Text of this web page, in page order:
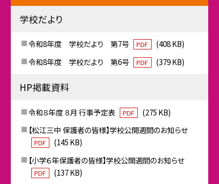
学校だより
令和8年度 学校だより 第7号 PDF
(408 KB)
令和8年度 学校だより 第6号
PDF (379 KB)
HP掲載資料
令和８年度 ８月 行事予定表 PDF
(275 KB)
【松江三中 保護者の皆様】学校公開週間のお知らせ
PDF
(145 KB)
【小学６年保護者の皆様】学校公開週間のお知らせ
PDF
(137 KB)